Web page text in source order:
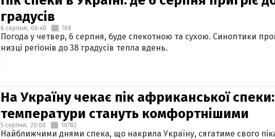
градусів
6 серпня, 06:40 768
Погода у четвер, 6 серпня, буде спекотною та сухою. Синоптики
низці регіонів до 38 градусів тепла вдень.
На Україну чекає пік африканської
температури стануть комфортнішими
5 серпня, 20:00 10782
Найближчими днями спека, що накрила Україну, сягатиме свого